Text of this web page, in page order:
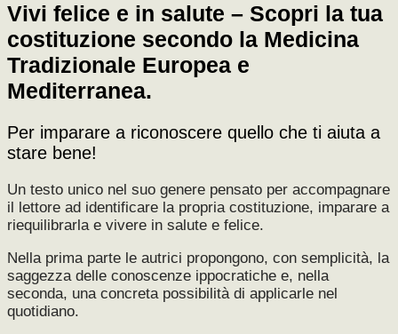
Vivi felice e in salute – Scopri la tua
costituzione secondo la Medicina
Tradizionale Europea e
Mediterranea.
Per imparare a riconoscere quello che ti aiuta a
stare bene!
Un testo unico nel suo genere pensato per accompagnare
il lettore ad identificare la propria costituzione, imparare a
riequilibrarla e vivere in salute e felice.
Nella prima parte le autrici propongono, con semplicità, la
saggezza delle conoscenze ippocratiche e, nella
seconda, una concreta possibilità di applicarle nel
quotidiano.